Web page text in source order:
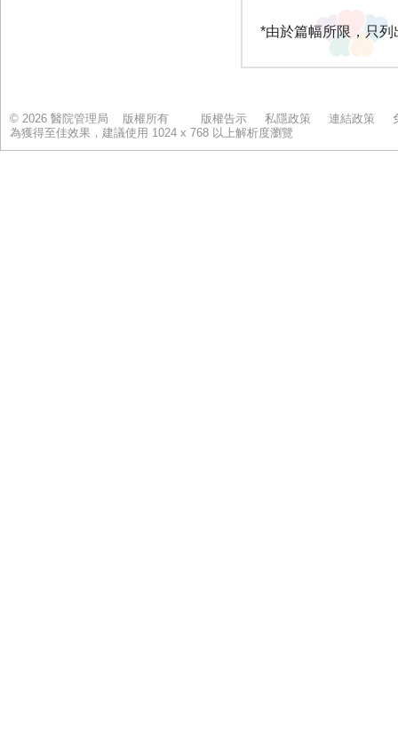
© 2026 醫院管理局 版權所有 版權告示 私隱政策 連結政策
為獲得至佳效果，建議使用 1024 x 768 以上解析度瀏覽